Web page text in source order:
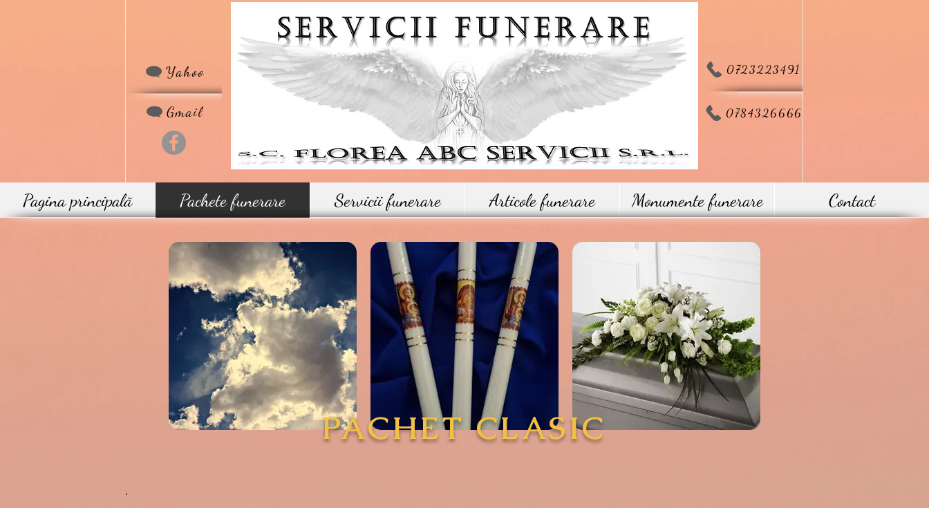
Yahoo
Gmail 0784326666
0723223491
Pagina principală Pachete funerare Servicii funerare Articole funerare Monumente funerare Contact
PACHETCLASIC